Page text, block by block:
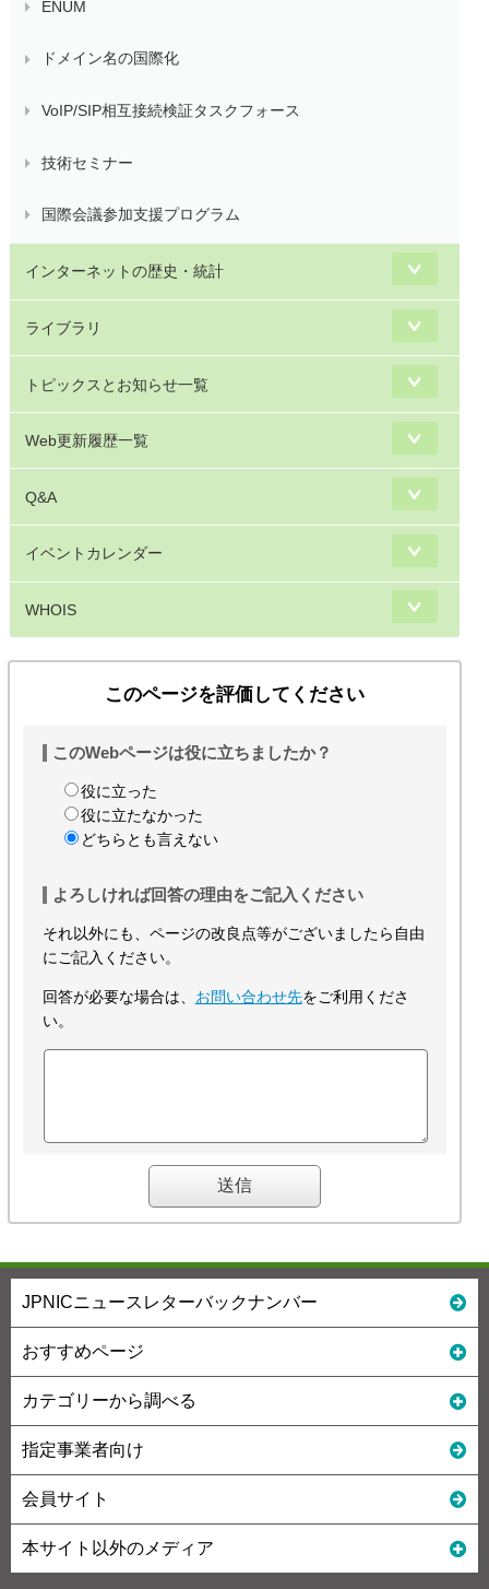
ENUM
ドメイン名の国際化
VoIP/SIP相互接続検証タスクフォース
技術セミナー
国際会議参加支援プログラム
インターネットの歴史・統計
ライブラリ
トピックスとお知らせ一覧
Web更新履歴一覧
Q&A
イベントカレンダー
WHOIS
このページを評価してください
このWebページは役に立ちましたか？
役に立った
役に立たなかった
どちらとも言えない
よろしければ回答の理由をご記入ください
それ以外にも、ページの改良点等がございましたら自由
にご記入ください。
回答が必要な場合は、 お問い合わせ先をご利用くださ
い。
JPNICニュースレターバックナンバー
おすすめページ
カテゴリーから調べる
指定事業者向け
会員サイト
本サイト以外のメディア